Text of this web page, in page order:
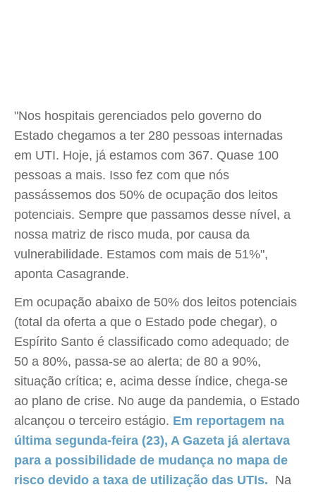
"Nos hospitais gerenciados pelo governo do
Estado chegamos a ter 280 pessoas internadas
em UTI. Hoje, já estamos com 367. Quase 100
pessoas a mais. Isso fez com que nós
passássemos dos 50% de ocupação dos leitos
potenciais. Sempre que passamos desse nível, a
nossa matriz de risco muda, por causa da
vulnerabilidade. Estamos com mais de 51%",
aponta Casagrande.
Em ocupação abaixo de 50% dos leitos potenciais
(total da oferta a que o Estado pode chegar), o
Espírito Santo é classificado como adequado; de
50 a 80%, passa-se ao alerta; de 80 a 90%,
situação crítica; e, acima desse índice, chega-se
ao plano de crise. No auge da pandemia, o Estado
alcançou o terceiro estágio. Em reportagem na
última segunda-feira (23), A Gazeta já alertava
para a possibilidade de mudança no mapa de
risco devido a taxa de utilização das UTIs. Na